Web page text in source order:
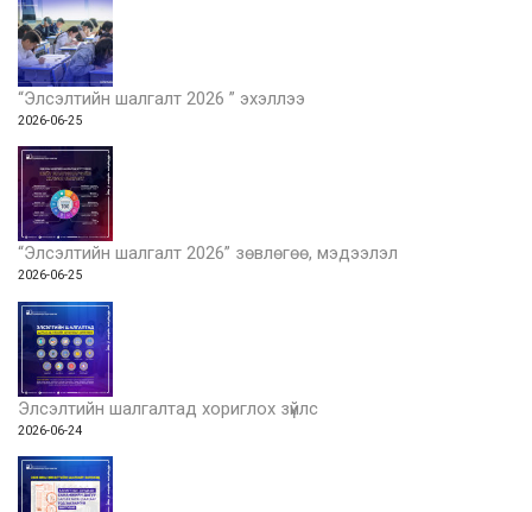
“Элсэлтийн шалгалт 2026 ” эхэллээ
2026-06-25
“Элсэлтийн шалгалт 2026” зөвлөгөө, мэдээлэл
2026-06-25
Элсэлтийн шалгалтад хориглох зүйлс
2026-06-24